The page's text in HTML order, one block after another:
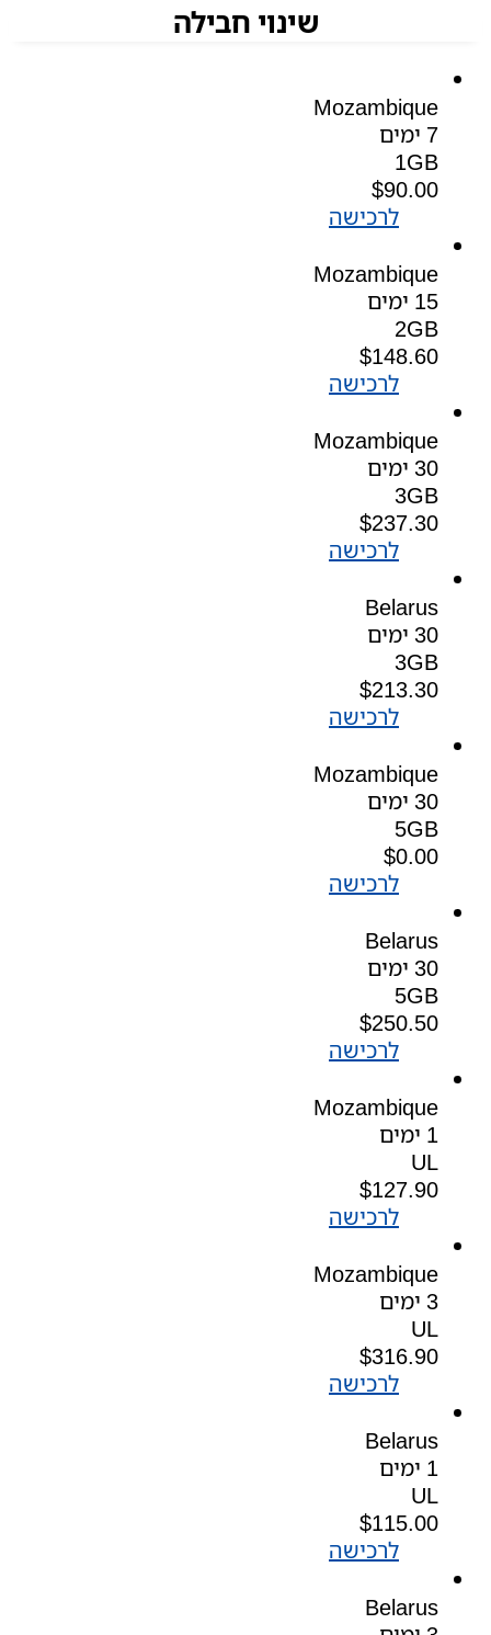
שינוי חבילה
Mozambique
7 ימים
1GB
$90.00
לרכישה
Mozambique
15 ימים
2GB
$148.60
לרכישה
Mozambique
30 ימים
3GB
$237.30
לרכישה
Belarus
30 ימים
3GB
$213.30
לרכישה
Mozambique
30 ימים
5GB
$0.00
לרכישה
Belarus
30 ימים
5GB
$250.50
לרכישה
Mozambique
1 ימים
UL
$127.90
לרכישה
Mozambique
3 ימים
UL
$316.90
לרכישה
Belarus
1 ימים
UL
$115.00
לרכישה
Belarus